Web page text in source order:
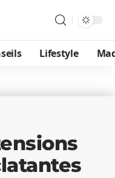
Lifestyle